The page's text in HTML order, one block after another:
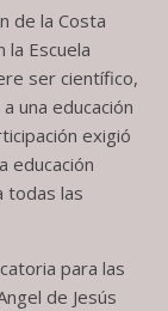
de la Costa
la Escuela
ser científico,
una educación
exigió
educación
todas las
para las
de Jesús